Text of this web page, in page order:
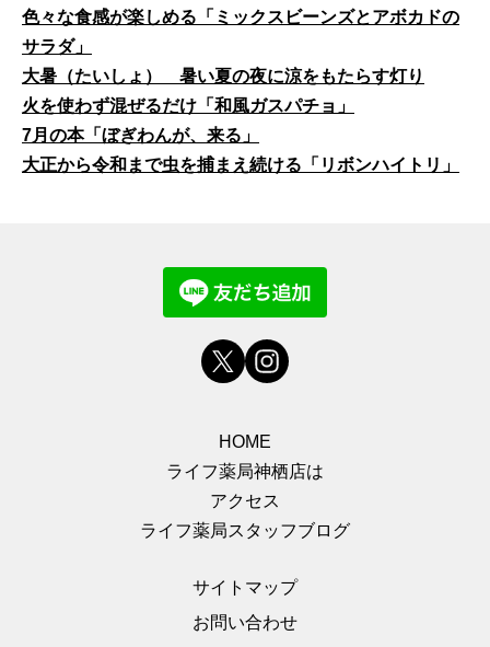
色々な食感が楽しめる「ミックスビーンズとアボカドの
サラダ」
大暑（たいしょ） 暑い夏の夜に涼をもたらす灯り
火を使わず混ぜるだけ「和風ガスパチョ」
7月の本「ぼぎわんが、来る」
大正から令和まで虫を捕まえ続ける「リボンハイトリ」
HOME
ライフ薬局神栖店は
アクセス
ライフ薬局スタッフブログ
サイトマップ
お問い合わせ